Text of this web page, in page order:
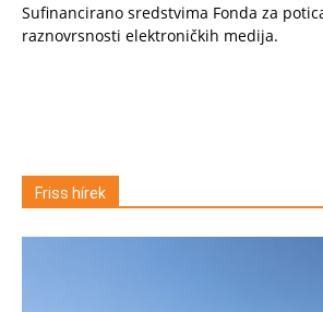
Sufinancirano sredstvima Fonda za
raznovrsnosti elektroničkih medija.
Friss hírek